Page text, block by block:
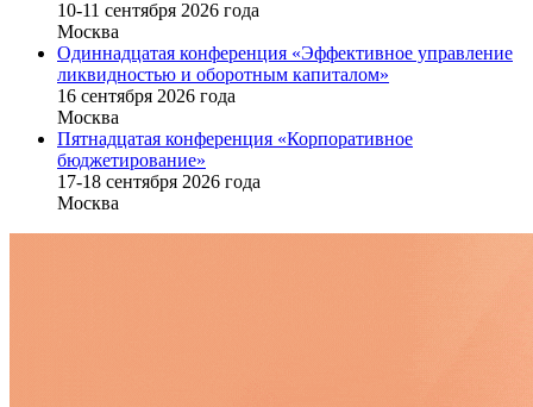
10-11 сентября 2026 года
Москва
Одиннадцатая конференция «Эффективное управление
ликвидностью и оборотным капиталом»
16 cентября 2026 года
Москва
Пятнадцатая конференция «Корпоративное
бюджетирование»
17-18 сентября 2026 года
Москва